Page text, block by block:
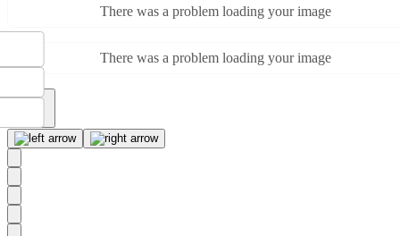
There was a problem loading your image
There was a problem loading your image